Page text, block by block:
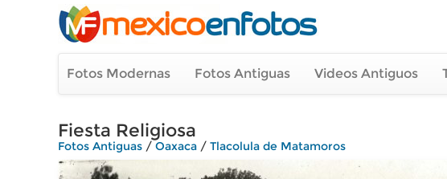
Fotos Modernas Fotos Antiguas Videos Antiguos
Fiesta Religiosa
Fotos Antiguas / Oaxaca / Tlacolula de Matamoros